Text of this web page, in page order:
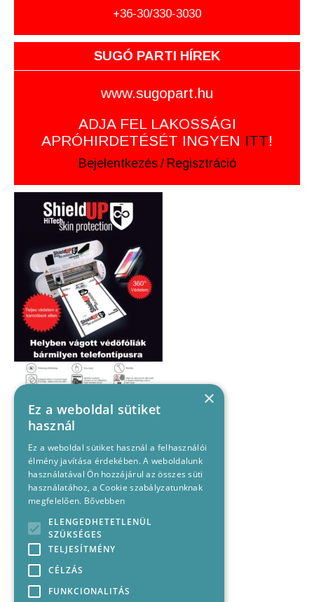
+36-30/330-3030
SUGÓ PARTI HÍREK
www.sugopart.hu
ADJA FEL LAKOSSÁGI
APRÓHIRDETÉSÉT INGYEN ITT!
Bejelentkezés / Regisztráció
×
Ez a weboldal sütiket
használ
Ez a weboldal sütiket használ a felhasználói
élmény javítása érdekében. A weboldalunk
használatával Ön hozzájárul az összes süti
használatához, a Cookie szabályzatunknak
megfelelően. Bővebben
ELENGEDHETETLENÜL
SZÜKSÉGES
TELJESÍTMÉNY
CÉLZÁS
FUNKCIONALITÁS